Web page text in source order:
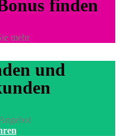
finden
mehr
und